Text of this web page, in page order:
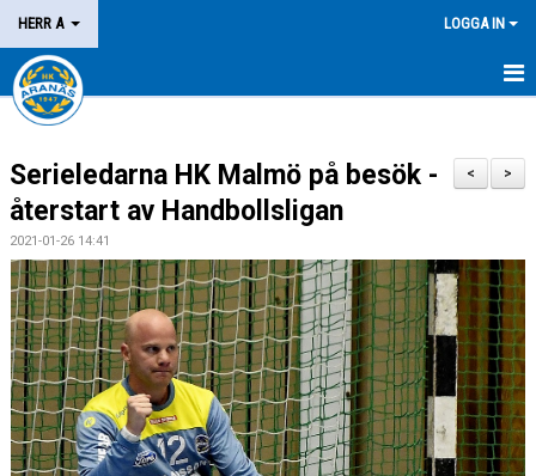
HERR A LOGGA IN
HEM
NYHETER
KALENDER
MATCHER
KONTAKT
>
<
Serieledarna HK Malmö på besök -
återstart av Handbollsligan
2021-01-26 14:41